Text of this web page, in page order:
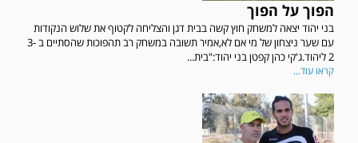
הפוך על הפוך
בני יהוד יצאה למשחק חוץ קשה בבית דגן והצליחה לקטוף את שלוש הנקודות
עם שער ניצחון של מי אם לא,אמיר תשובה במשחק רב תהפוכות שהסתיים ב 3-
2 ליהוד.ג'קי כהן קפטן בני יהוד:"בית...
קראו עוד...